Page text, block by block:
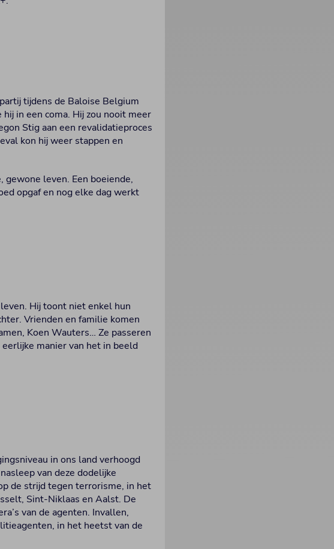
tijdens de Baloise Belgium
in een coma. Hij zou nooit meer
Stig aan een revalidatieproces
kon hij weer stappen en
leven. Een boeiende,
opgaf en nog elke dag werkt
Hij toont niet enkel hun
Vrienden en familie komen
Koen Wauters… Ze passeren
manier van het in beeld
in ons land verhoogd
van deze dodelijke
de strijd tegen terrorisme, in het
Sint-Niklaas en Aalst. De
van de agenten. Invallen,
in het heetst van de